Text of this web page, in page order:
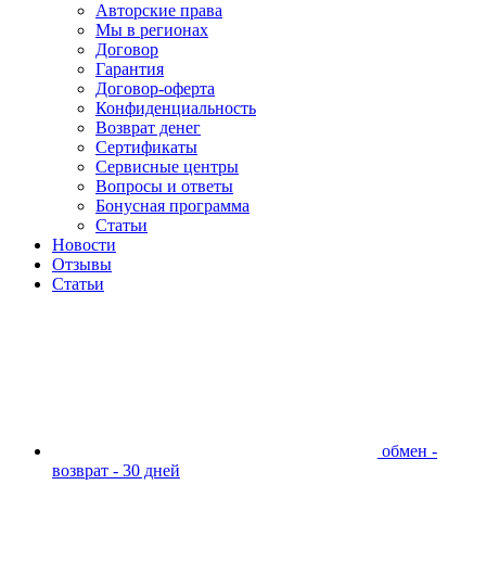
Авторские права
Мы в регионах
Договор
Гарантия
Договор-оферта
Конфиденциальность
Возврат денег
Сертификаты
Сервисные центры
Вопросы и ответы
Бонусная программа
Статьи
Новости
Отзывы
Статьи
обмен -
возврат - 30 дней